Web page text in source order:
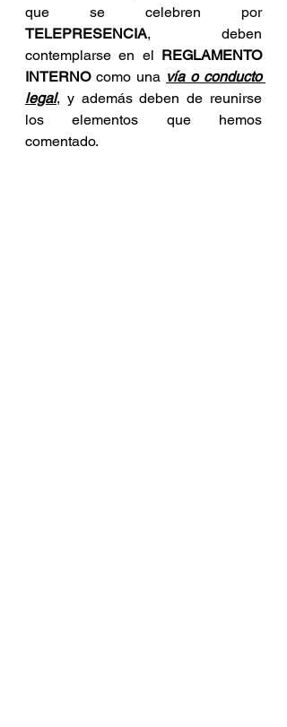
que se celebren por
TELEPRESENCIA, deben
contemplarse en el REGLAMENTO
INTERNO como una vía o conducto
legal, y además deben de reunirse
los elementos que hemos
comentado.